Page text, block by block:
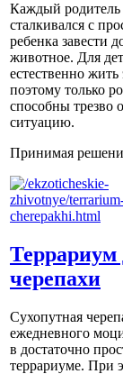
Каждый родитель
сталкивался с
ребенка завести
животное. Для
естественно
поэтому только
способны трезво
ситуацию.
Принимая
Террариум
черепахи
Сухопутная
ежедневного
в достаточно
террариуме. При